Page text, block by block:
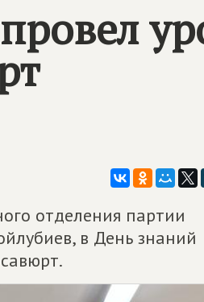
отделения партии
в День знаний